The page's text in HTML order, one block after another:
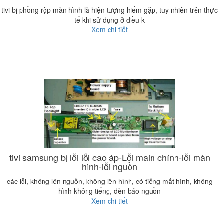
tivi bị phồng rộp màn hình là hiện tượng hiếm gặp, tuy nhiên trên thực
tế khi sử dụng ở điều k
Xem chi tiết
tivi samsung bị lỗi lỗi cao áp-Lỗi main chính-lỗi màn
hình-lỗi nguồn
các lỗi, không lên nguồn, không lên hình, có tiếng mất hình, không
hình không tiếng, đèn báo nguồn
Xem chi tiết